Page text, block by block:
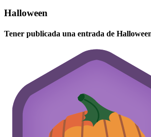
Halloween
Tener publicada una entrada de